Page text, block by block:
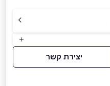
יצירת קשר